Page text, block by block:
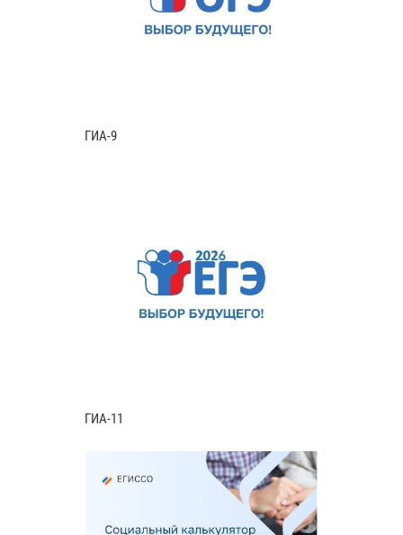
ГИА-9
ГИА-11